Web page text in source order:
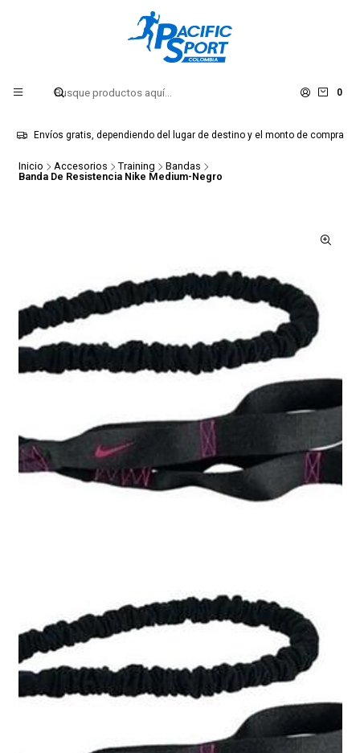
0
Envíos gratis, dependiendo del lugar de destino y el monto de compra
Inicio Accesorios Training
Bandas
Banda De Resistencia Nike Medium-Negro